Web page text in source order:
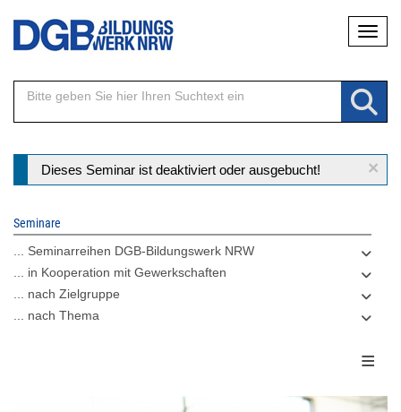
Direkt
Inhalt
×
Statusmeldung
Dieses Seminar ist deaktiviert oder ausgebucht!
Seminare
... Seminarreihen DGB-Bildungswerk NRW
... in Kooperation mit Gewerkschaften
... nach Zielgruppe
... nach Thema